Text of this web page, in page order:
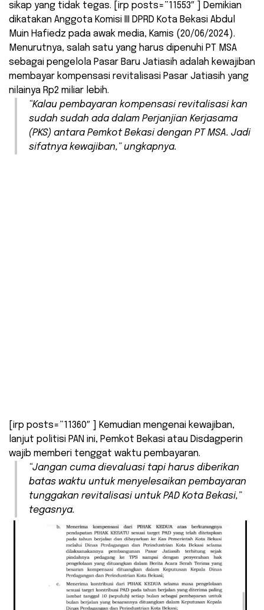
sikap yang tidak tegas. [irp posts=”11553″ ] Demikian
dikatakan Anggota Komisi III DPRD Kota Bekasi Abdul
Muin Hafiedz pada awak media, Kamis (20/06/2024).
Menurutnya, salah satu yang harus dipenuhi PT MSA
sebagai pengelola Pasar Baru Jatiasih adalah kewajiban
membayar kompensasi revitalisasi Pasar Jatiasih yang
nilainya Rp2 miliar lebih.
“Kalau pembayaran kompensasi revitalisasi kan
sudah sudah ada dalam Perjanjian Kerjasama
(PKS) antara Pemkot Bekasi dengan PT MSA. Jadi
sifatnya kewajiban,” ungkapnya.
[irp posts=”11360″ ] Kemudian mengenai kewajiban,
lanjut politisi PAN ini, Pemkot Bekasi atau Disdagperin
wajib memberi tenggat waktu pembayaran.
“Jangan cuma dievaluasi tapi harus diberikan
batas waktu untuk menyelesaikan pembayaran
tunggakan revitalisasi untuk PAD Kota Bekasi,”
tegasnya.